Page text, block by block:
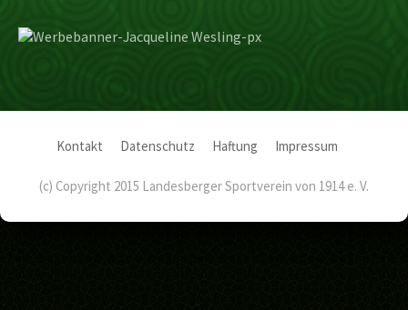
Kontakt Datenschutz Haftung Impressum
(c) Copyright 2015 Landesberger Sportverein von 1914 e. V.